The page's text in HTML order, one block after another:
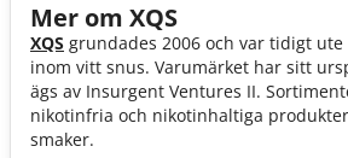
Mer om XQS
XQS grundades 2006 och var tidigt
inom vitt snus. Varumärket har sitt
ägs av Insurgent Ventures II.
nikotinfria och nikotinhaltiga
smaker.